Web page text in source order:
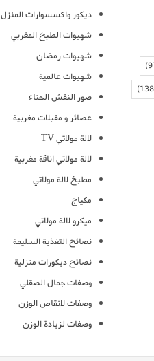
ديكور واكسسوارات المنزل
شهيوات الطبخ المغربي
شهيوات رمضان
شهيوات عالمية
صور النقش الحناء
عصائر و مقبلات مغربية
لالة مولاتي TV
لالة مولاتي اناقة مغربية
مطبخ لالة مولاتي
مكياج
ميكرو لالة مولاتي
نصائح التغذية السليمة
نصائح ديكورات منزلية
وصفات جمال الصقلي
وصفات لانقاص الوزن
وصفات لزيادة الوزن